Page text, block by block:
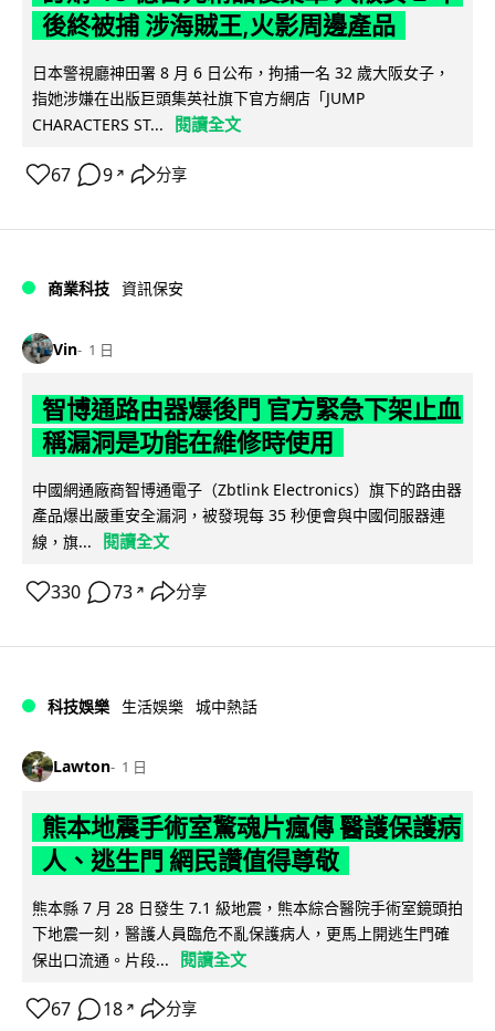
後終被捕 涉海賊王,火影周邊產品
日本警視廳神田署 8 月 6 日公布，拘捕一名 32 歲大阪女子，
指她涉嫌在出版巨頭集英社旗下官方網店「JUMP
CHARACTERS ST...
閱讀全文
67 9 ↗ 分享
商業科技 資訊保安
Vin 1 日
智博通路由器爆後門 官方緊急下架止血
稱漏洞是功能在維修時使用
中國網通廠商智博通電子（Zbtlink Electronics）旗下的路由器
產品爆出嚴重安全漏洞，被發現每 35 秒便會與中國伺服器連
線，旗...
閱讀全文
330 73 ↗ 分享
科技娛樂 生活娛樂 城中熱話
Lawton 1 日
熊本地震手術室驚魂片瘋傳 醫護保護病
人、逃生門 網民讚值得尊敬
熊本縣 7 月 28 日發生 7.1 級地震，熊本綜合醫院手術室鏡頭拍
下地震一刻，醫護人員臨危不亂保護病人，更馬上開逃生門確
保出口流通。片段...
閱讀全文
67 18 ↗ 分享